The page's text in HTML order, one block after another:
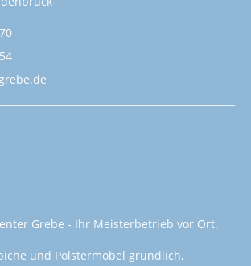
Grebe - Ihr Meisterbetrieb vor Ort.
und Polstermöbel gründlich,